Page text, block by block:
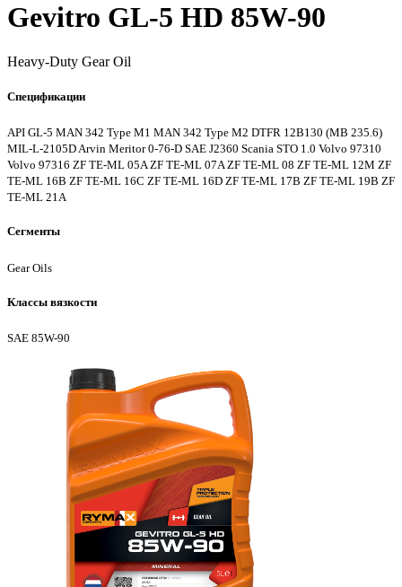
Gevitro GL-5 HD 85W-90
Heavy-Duty Gear Oil
Спецификации
API GL-5 MAN 342 Type M1 MAN 342 Type M2 DTFR 12B130 (MB 235.6)
MIL-L-2105DArvin Meritor 0-76-D SAE J2360 Scania STO 1.0 Volvo 97310
Volvo 97316 ZF TE-ML 05AZF TE-ML 07AZF TE-ML 08 ZF TE-ML 12M ZF
TE-ML 16B ZF TE-ML 16C ZF TE-ML 16D ZF TE-ML 17B ZF TE-ML 19B ZF
TE-ML 21A
Сегменты
Gear Oils
Классы вязкости
SAE 85W-90